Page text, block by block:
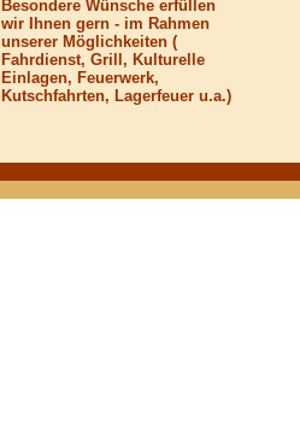
Besondere Wünsche erfüllen
wir Ihnen gern - im Rahmen
unserer Möglichkeiten (
Fahrdienst, Grill, Kulturelle
Einlagen, Feuerwerk,
Kutschfahrten, Lagerfeuer u.a.)